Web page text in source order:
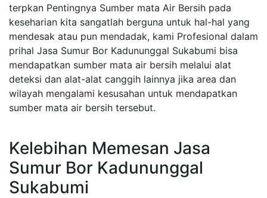
terpkan Pentingnya Sumber mata Air Bersih pada
keseharian kita sangatlah berguna untuk hal-hal yang
mendesak atau pun mendadak, kami Profesional dalam
prihal Jasa Sumur Bor Kadununggal Sukabumi bisa
mendapatkan sumber mata air bersih melalui alat
deteksi dan alat-alat canggih lainnya jika area dan
wilayah mengalami kesusahan untuk mendapatkan
sumber mata air bersih tersebut.
Kelebihan Memesan Jasa
Sumur Bor Kadununggal
Sukabumi